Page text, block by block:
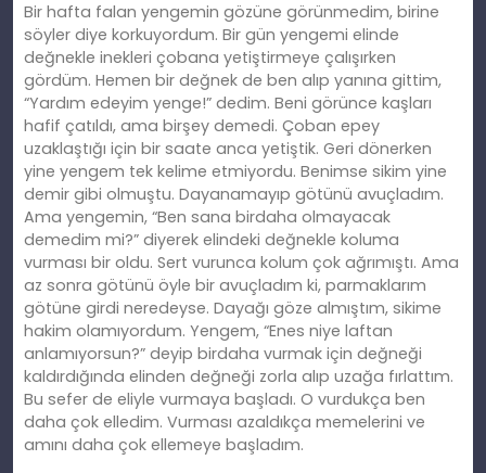
Bir hafta falan yengemin gözüne görünmedim, birine
söyler diye korkuyordum. Bir gün yengemi elinde
değnekle inekleri çobana yetiştirmeye çalışırken
gördüm. Hemen bir değnek de ben alıp yanına gittim,
“Yardım edeyim yenge!” dedim. Beni görünce kaşları
hafif çatıldı, ama birşey demedi. Çoban epey
uzaklaştığı için bir saate anca yetiştik. Geri dönerken
yine yengem tek kelime etmiyordu. Benimse sikim yine
demir gibi olmuştu. Dayanamayıp götünü avuçladım.
Ama yengemin, “Ben sana birdaha olmayacak
demedim mi?” diyerek elindeki değnekle koluma
vurması bir oldu. Sert vurunca kolum çok ağrımıştı. Ama
az sonra götünü öyle bir avuçladım ki, parmaklarım
götüne girdi neredeyse. Dayağı göze almıştım, sikime
hakim olamıyordum. Yengem, “Enes niye laftan
anlamıyorsun?” deyip birdaha vurmak için değneği
kaldırdığında elinden değneği zorla alıp uzağa fırlattım.
Bu sefer de eliyle vurmaya başladı. O vurdukça ben
daha çok elledim. Vurması azaldıkça memelerini ve
amını daha çok ellemeye başladım.